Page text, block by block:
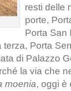
resti delle
porte,
Porta San
Porta
di Palazzo
la via che
moenia, oggi è